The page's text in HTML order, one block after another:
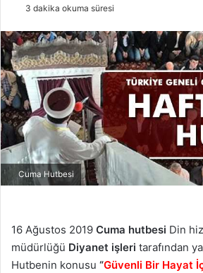
3 dakika okuma süresi
Cuma Hutbesi
16 Ağustos 2019 Cuma hutbesi Din
müdürlüğü Diyanet işleri tarafından
Hutbenin konusu “Güvenli Bir Hayat